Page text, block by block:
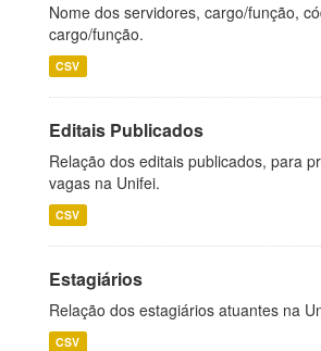
Nome dos servidores, cargo/função,
cargo/função.
CSV
Editais Publicados
Relação dos editais publicados, para
vagas na Unifei.
CSV
Estagiários
Relação dos estagiários atuantes na
CSV